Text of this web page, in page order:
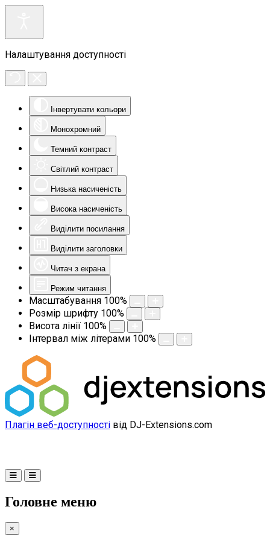
Налаштування доступності
Інвертувати кольори
Монохромний
Темний контраст
Світлий контраст
Низька насиченість
Висока насиченість
Виділити посилання
Виділити заголовки
Читач з екрана
Режим читання
Масштабування 100%
Розмір шрифту 100%
Висота лінії 100%
Інтервал між літерами 100%
Плагін веб-доступності від DJ-Extensions.com
Головне меню
×